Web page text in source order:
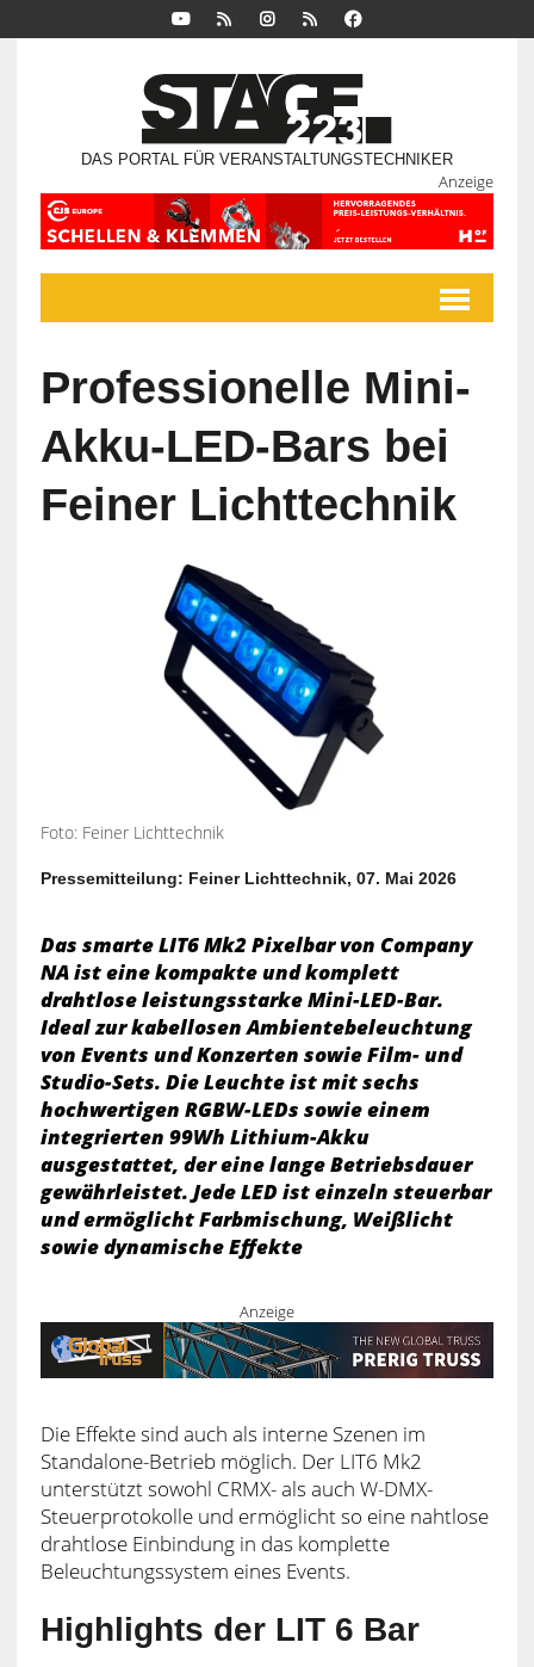
DAS PORTAL FÜR VERANSTALTUNGSTECHNIKER
Anzeige
Professionelle Mini-
Akku-LED-Bars bei
Feiner Lichttechnik
Foto: Feiner Lichttechnik
Pressemitteilung: Feiner Lichttechnik, 07. Mai 2026
Das smarte LIT6 Mk2 Pixelbar von Company
NA ist eine kompakte und komplett
drahtlose leistungsstarke Mini-LED-Bar.
Ideal zur kabellosen Ambientebeleuchtung
von Events und Konzerten sowie Film- und
Studio-Sets. Die Leuchte ist mit sechs
hochwertigen RGBW-LEDs sowie einem
integrierten 99Wh Lithium-Akku
ausgestattet, der eine lange Betriebsdauer
gewährleistet. Jede LED ist einzeln steuerbar
und ermöglicht Farbmischung, Weißlicht
sowie dynamische Effekte
Anzeige
Die Effekte sind auch als interne Szenen im
Standalone-Betrieb möglich. Der LIT6 Mk2
unterstützt sowohl CRMX- als auch W-DMX-
Steuerprotokolle und ermöglicht so eine nahtlose
drahtlose Einbindung in das komplette
Beleuchtungssystem eines Events.
Highlights der LIT 6 Bar